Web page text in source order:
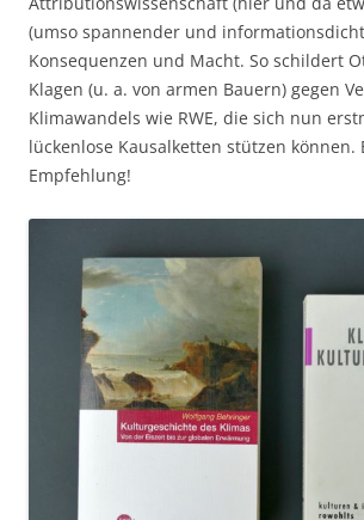
(umso spannender und
Konsequenzen und Macht. So schildert
Klagen (u. a. von armen Bauern) gegen
Klimawandels wie RWE, die sich nun
lückenlose Kausalketten stützen können.
Empfehlung!